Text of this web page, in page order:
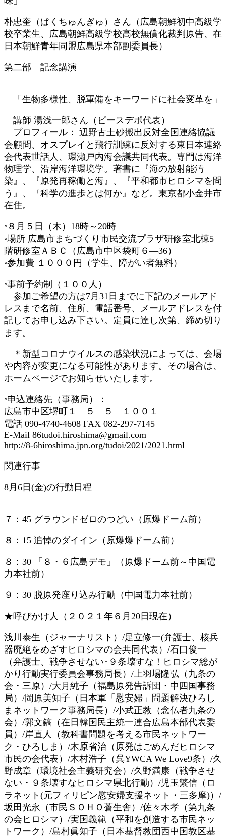
朴忠奎（ぱくちゅんぎゅ）さん（広島朝鮮初中高級学
校卒業生、広島朝鮮高級学校高校無償化裁判原告、在
日本朝鮮青年同盟広島県本部副委員長）
第二部 記念講演
「生物多様性、脱軍備をキーワードに社会変革を」
講師 湯浅一郎さん（ピースデポ代表）
プロフィール： 辺野古土砂搬出反対全国連絡協議
会顧問、オスプレイと飛行訓練に反対する東日本連絡
会代表世話人、環瀬戸内海会議共同代表。専門は海洋
物理学、沿岸海洋環境学。著書に『海の放射能汚
染』、『原発再稼働と海』、『平和都市ヒロシマを問
う』、『科学の進歩とは何か』など。東京都小金井市
在住。
◦８月５日（木）18時～20時
◦場所 広島市まちづくり市民交流プラザ研修室北棟5
階研修室ＡＢＣ（広島市中区袋町６―36）
◦参加費 １０００円（学生、障がい者無料）
◦事前予約制（１００人）
参加ご希望の方は7月31日までに下記のメールアド
レスまで名前、住所、電話番号、メールアドレスを付
記してお申し込み下さい。定員に達し次第、締め切り
ます。
＊新型コロナウイルスの感染状況によっては、会場
や内容が変更になる可能性があります。その場合は、
ホームページでお知らせいたします。
◦申込連絡先（事務局）：
広島市中区堺町１―５―５―１００１
電話 090-4740-4608 FAX 082-297-7145
E-Mail 86tudoi.hiroshima@gmail.com
http://8-6hiroshima.jpn.org/tudoi/2021/2021.html
関連行事
8月6日(金)の行動日程
７：45 グラウンドゼロのつどい（原爆ドーム前）
８：15 追悼のダイイン（原爆爆ドーム前）
８：30 「８・６広島デモ」（原爆ドーム前～中国電
力本社前）
９：30 脱原発座り込み行動（中国電力本社前）
★呼びかけ人（２０２１年６月20日現在）
浅川泰生（ジャーナリスト）/足立修一(弁護士、核兵
器廃絶をめざすヒロシマの会共同代表）/石口俊一
（弁護士、戦争させない･９条壊すな！ヒロシマ総が
かり行動実行委員会事務局長）/上羽場隆弘（九条の
会・三原）/大月純子（福島原発告訴団・中四国事務
局）/岡原美知子（日本軍「慰安婦」問題解決ひろし
まネットワーク事務局長）/小武正教（念仏者九条の
会）/郭文鎬（在日韓国民主統一連合広島本部代表委
員）/岸直人（教科書問題を考える市民ネットワー
ク・ひろしま）/木原省治（原発はごめんだヒロシマ
市民の会代表）/木村浩子（呉YWCA We Love9条）/久
野成章（環境社会主義研究会）/久野満康（戦争させ
ない・９条壊すなヒロシマ県北行動）/児玉繁信（ロ
ラネット(元フィリピン慰安婦支援ネット・三多摩)）/
坂田光永（市民ＳＯＨＯ蒼生舎）/佐々木孝（第九条
の会ヒロシマ）/実国義範（平和を創造する市民ネッ
トワーク）/島村眞知子（日本基督教団西中国教区基